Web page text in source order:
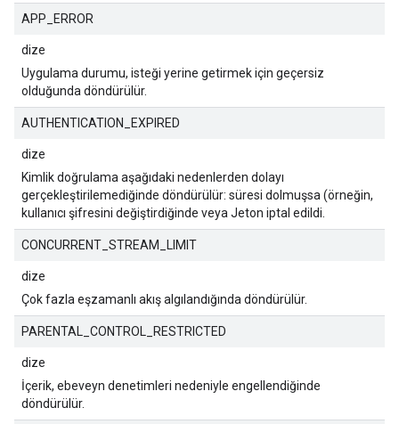
APP_ERROR
dize
Uygulama durumu, isteği yerine getirmek için geçersiz
olduğunda döndürülür.
AUTHENTICATION_EXPIRED
dize
Kimlik doğrulama aşağıdaki nedenlerden dolayı
gerçekleştirilemediğinde döndürülür: süresi dolmuşsa (örneğin,
kullanıcı şifresini değiştirdiğinde veya Jeton iptal edildi.
CONCURRENT_STREAM_LIMIT
dize
Çok fazla eşzamanlı akış algılandığında döndürülür.
PARENTAL_CONTROL_RESTRICTED
dize
İçerik, ebeveyn denetimleri nedeniyle engellendiğinde
döndürülür.